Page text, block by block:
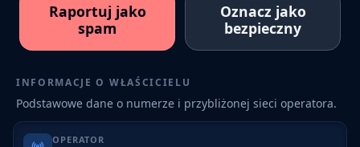
Raportuj jako
spam
Oznacz jako
bezpieczny
INFORMACJE O WŁAŚCICIELU
Podstawowe dane o numerze i przybliżonej sieci operatora.
OPERATOR